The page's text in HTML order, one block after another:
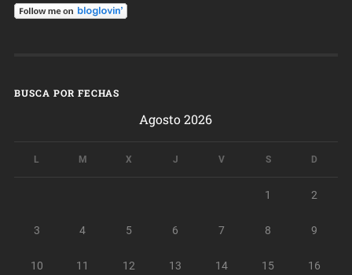
BUSCA POR FECHAS
Agosto 2026
L M X J V S D
1 2
3 4 5 6 7 8 9
10 11 12 13 14 15 16